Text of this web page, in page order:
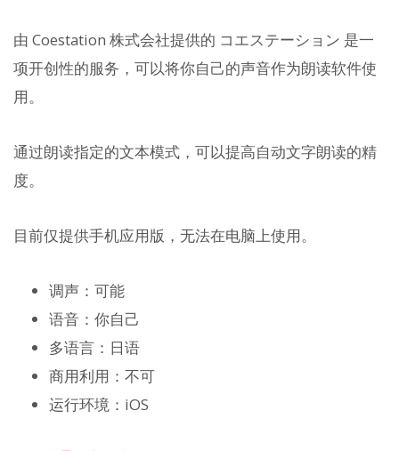
由 Coestation 株式会社提供的 コエステーション 是一
项开创性的服务，可以将你自己的声音作为朗读软件使
用。
通过朗读指定的文本模式，可以提高自动文字朗读的精
度。
目前仅提供手机应用版，无法在电脑上使用。
调声：可能
语音：你自己
多语言：日语
商用利用：不可
运行环境：iOS